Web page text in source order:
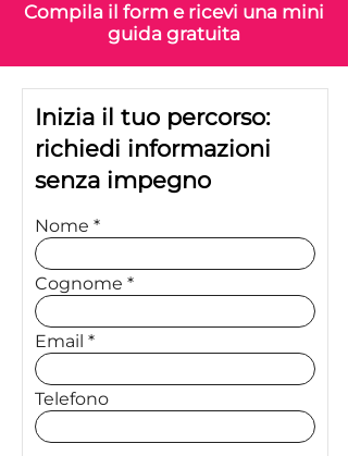
Compila il form e ricevi una mini
guida gratuita
Inizia il tuo percorso:
richiedi informazioni
senza impegno
Nome
Cognome
Email
Telefono